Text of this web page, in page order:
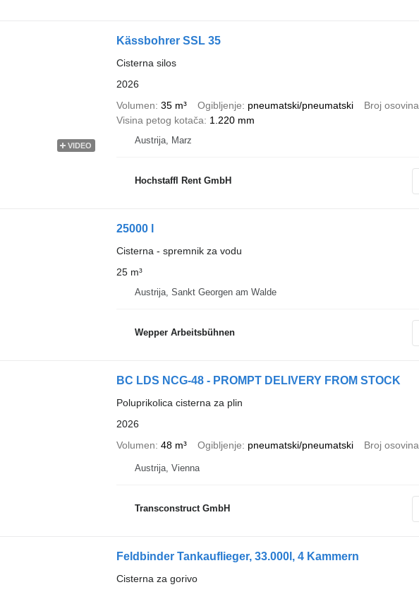
VIDEO
Kässbohrer SSL 35
Cisterna silos
2026
Volumen 35 m³ Ogibljenje pneumatski/pneumatski Broj osovina
Visina petog kotača
1.220 mm
Austrija, Marz
Hochstaffl Rent GmbH
25000 l
Cisterna - spremnik za vodu
25 m³
Austrija, Sankt Georgen am Walde
Wepper Arbeitsbühnen
BC LDS NCG-48 - PROMPT DELIVERY FROM STOCK
Poluprikolica cisterna za plin
2026
Volumen 48 m³ Ogibljenje pneumatski/pneumatski Broj osovina
Austrija, Vienna
Transconstruct GmbH
Feldbinder Tankauflieger, 33.000l, 4 Kammern
Cisterna za gorivo